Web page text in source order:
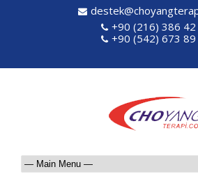
+90 (216) 386
+90 (542) 673 89